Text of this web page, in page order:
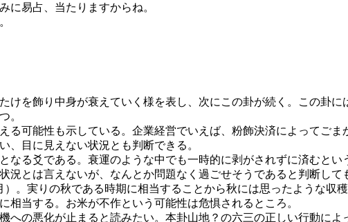
に易占、当たりますからね。
けを飾り中身が衰えていく様を表し、次にこの卦が続く。この卦
。
る可能性も示している。企業経営でいえば、粉飾決済によってご
、目に見えない状況とも判断できる。
なる爻である。衰運のような中でも一時的に剥がされずに済むとい
況とは言えないが、なんとか問題なく過ごせそうであると判断して
。実りの秋である時期に相当することから秋には思ったような収
当する。お米が不作という可能性は危惧されるところ。
への悪化が止まると読みたい。本卦山地？の六三の正しい行動に